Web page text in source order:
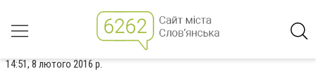
14:51, 8 лютого 2016 р.